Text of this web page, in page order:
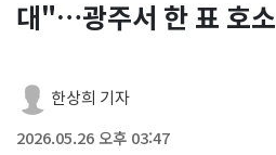
대"…광주서 한 표 호소
한상희 기자
2026.05.26 오후 03:47